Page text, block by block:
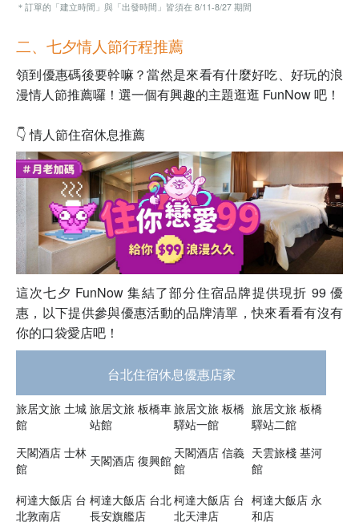
＊訂單的「建立時間」與「出發時間」皆須在 8/11-8/27 期間
二、七夕情人節行程推薦
領到優惠碼後要幹嘛？當然是來看有什麼好吃、好玩的浪
漫情人節推薦囉！選一個有興趣的主題逛逛 FunNow 吧！
👇 情人節住宿休息推薦
這次七夕 FunNow 集結了部分住宿品牌提供現折 99 優
惠，以下提供參與優惠活動的品牌清單，快來看看有沒有
你的口袋愛店吧！
台北住宿休息優惠店家
旅居文旅 土城
館
旅居文旅 板橋車
站館
旅居文旅 板橋
驛站一館
旅居文旅 板橋
驛站二館
天閣酒店 士林
館
天閣酒店 復興館 天閣酒店 信義
館
天雲旅棧 基河
館
柯達大飯店 台
北敦南店
柯達大飯店 台北
長安旗艦店
柯達大飯店 台
北天津店
柯達大飯店 永
和店